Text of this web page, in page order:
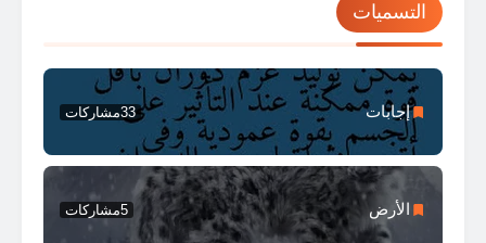
التسميات
إجابات 33مشاركات
الأرض 5مشاركات